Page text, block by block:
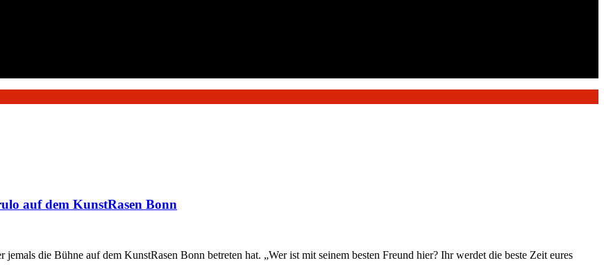
auf dem KunstRasen Bonn
die Bühne auf dem KunstRasen Bonn betreten hat. „Wer ist mit seinem besten Freund hier? Ihr werdet die beste Zeit eures